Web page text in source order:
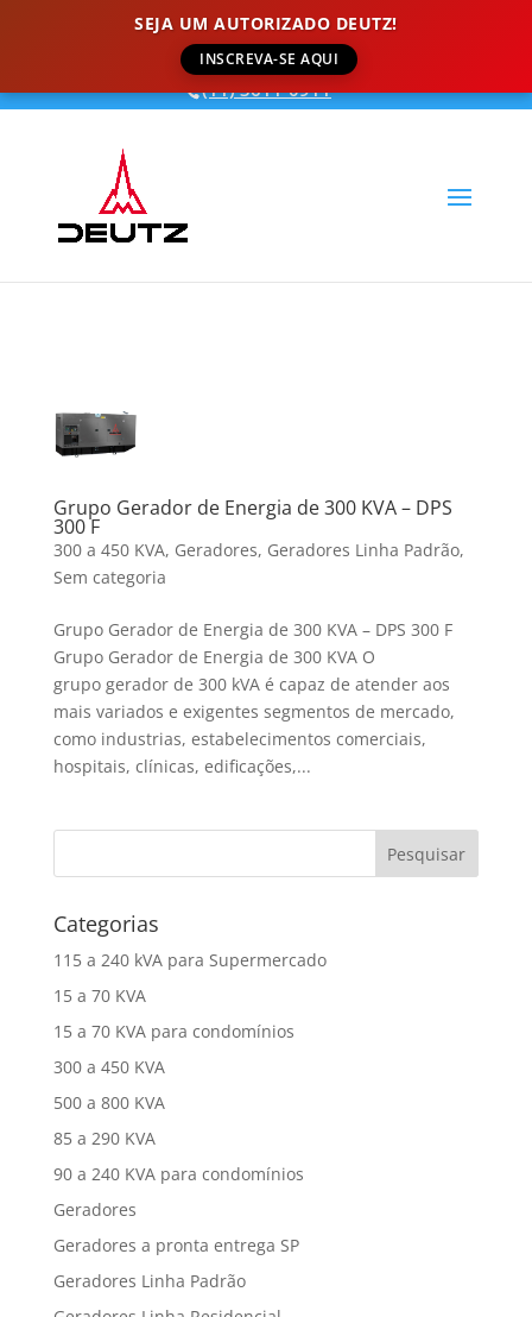
SEJA UM AUTORIZADO DEUTZ!
INSCREVA-SE AQUI
(11) 3611-0911
Grupo Gerador de Energia de 300 KVA – DPS
300 F
300 a 450 KVA, Geradores, Geradores Linha Padrão,
Sem categoria
Grupo Gerador de Energia de 300 KVA – DPS 300 F
Grupo Gerador de Energia de 300 KVA O
grupo gerador de 300 kVA é capaz de atender aos
mais variados e exigentes segmentos de mercado,
como industrias, estabelecimentos comerciais,
hospitais, clínicas, edificações,...
Categorias
115 a 240 kVA para Supermercado
15 a 70 KVA
15 a 70 KVA para condomínios
300 a 450 KVA
500 a 800 KVA
85 a 290 KVA
90 a 240 KVA para condomínios
Geradores
Geradores a pronta entrega SP
Geradores Linha Padrão